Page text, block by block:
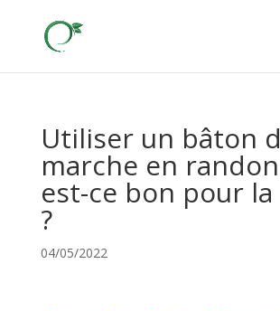
Utiliser un bâton
marche en
est-ce bon pour
?
04/05/2022